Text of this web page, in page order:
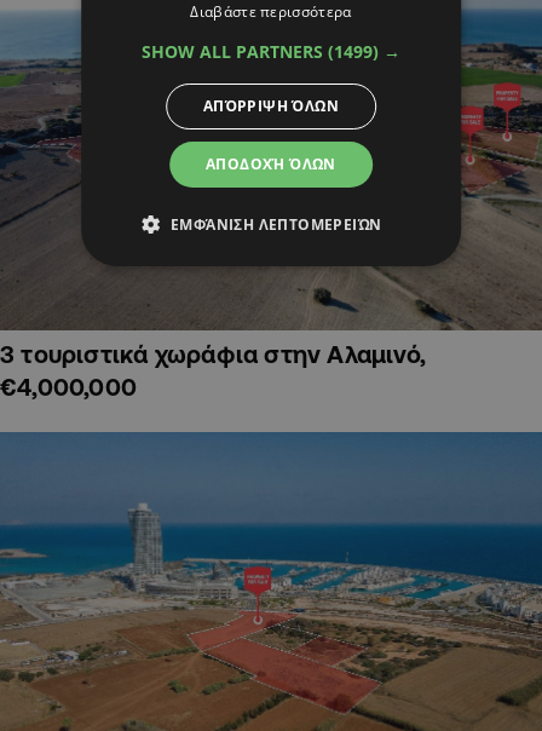
3 τουριστικά χωράφια στην Αλαμινό,
€4,000,000
Διαβάστε περισσότερα
SHOW ALL PARTNERS (1499) →
ΑΠΟΔΟΧΉ ΌΛΩΝ
ΑΠΌΡΡΙΨΗ ΌΛΩΝ
ΕΜΦΆΝΙΣΗ ΛΕΠΤΟΜΕΡΕΙΏΝ